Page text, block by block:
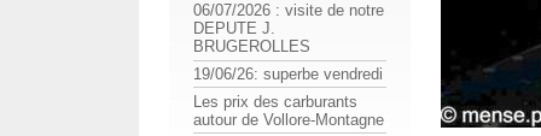
06/07/2026 : visite de notre
DEPUTE J.
BRUGEROLLES
19/06/26: superbe vendredi
Les prix des carburants
autour de Vollore-Montagne